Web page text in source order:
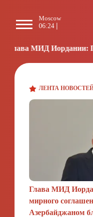
Moscow
06:24
мирного
ЛЕНТА
Глава МИД
мирного
Азербайджаном